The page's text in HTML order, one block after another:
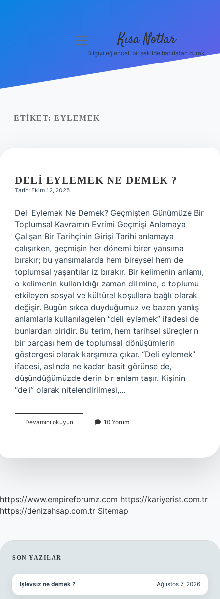
Yasal Uyarı
menüyü
Kısa Notlar
Bilgiyi eğlenceli bir şekilde hatırlatan durak.
ETIKET: EYLEMEK
DELI EYLEMEK NE DEMEK ?
Tarih: Ekim 12, 2025
Deli Eylemek Ne Demek? Geçmişten Günümüze Bir
Toplumsal Kavramın Evrimi Geçmişi Anlamaya
Çalışan Bir Tarihçinin Girişi Tarihi anlamaya
çalışırken, geçmişin her dönemi birer yansıma
bırakır; bu yansımalarda hem bireysel hem de
toplumsal yaşantılar iz bırakır. Bir kelimenin anlamı,
o kelimenin kullanıldığı zaman dilimine, o toplumu
etkileyen sosyal ve kültürel koşullara bağlı olarak
değişir. Bugün sıkça duyduğumuz ve bazen yanlış
anlamlarla kullanılagelen “deli eylemek” ifadesi de
bunlardan biridir. Bu terim, hem tarihsel süreçlerin
bir parçası hem de toplumsal dönüşümlerin
göstergesi olarak karşımıza çıkar. “Deli eylemek”
ifadesi, aslında ne kadar basit görünse de,
düşündüğümüzde derin bir anlam taşır. Kişinin
“deli” olarak nitelendirilmesi,…
Devamını okuyun
eylemek
?
10 Yorum
https://www.empireforumz.com https://kariyerist.com.tr
https://denizahsap.com.tr Sitemap
SIDEBAR
SON YAZILAR
Işlevsiz ne demek ? Ağustos 7, 2026